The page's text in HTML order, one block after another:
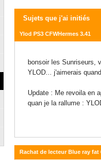
Sujets que j'ai initiés
Ylod PS3 CFWHermes 3.41
bonsoir les Sunriseurs,
YLOD... j'aimerais
Update : Me revoila en
quan je la rallume :
Rachat de lecteur Blue ray fat